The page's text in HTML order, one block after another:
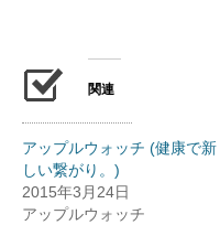
関連
アップルウォッチ (健康で新
しい繋がり。)
2015年3月24日
アップルウォッチ